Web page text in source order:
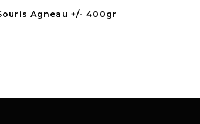
Agneau +/- 400gr